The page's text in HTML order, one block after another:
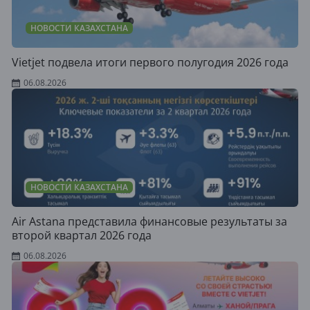
НОВОСТИ КАЗАХСТАНА
Vietjet подвела итоги первого полугодия 2026 года
06.08.2026
НОВОСТИ КАЗАХСТАНА
Air Astana представила финансовые результаты за
второй квартал 2026 года
06.08.2026